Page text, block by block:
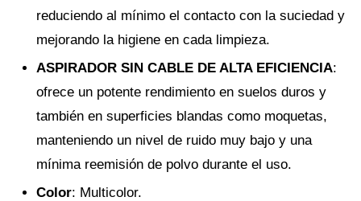
reduciendo al mínimo el contacto con la suciedad y
mejorando la higiene en cada limpieza.
ASPIRADOR SIN CABLE DE ALTA EFICIENCIA:
ofrece un potente rendimiento en suelos duros y
también en superficies blandas como moquetas,
manteniendo un nivel de ruido muy bajo y una
mínima reemisión de polvo durante el uso.
Color: Multicolor.